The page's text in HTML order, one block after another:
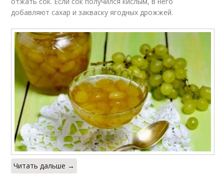
добавляют сахар и закваску ягодных дрожжей.
Читать дальше →